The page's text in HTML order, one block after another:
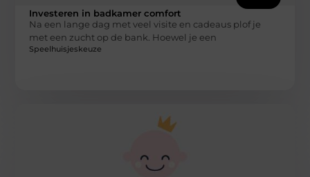
Investeren in badkamer comfort
Na een lange dag met veel visite en cadeaus plof je
met een zucht op de bank. Hoewel je een
Speelhuisjeskeuze